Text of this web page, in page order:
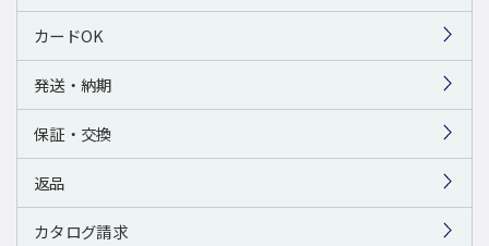
カードOK
発送・納期
保証・交換
返品
カタログ請求